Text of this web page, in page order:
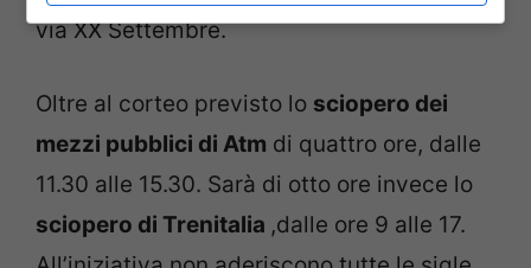
via XX Settembre.
Oltre al corteo previsto lo sciopero dei
mezzi pubblici di Atm di quattro ore, dalle
11.30 alle 15.30. Sarà di otto ore invece lo
sciopero di Trenitalia ,dalle ore 9 alle 17.